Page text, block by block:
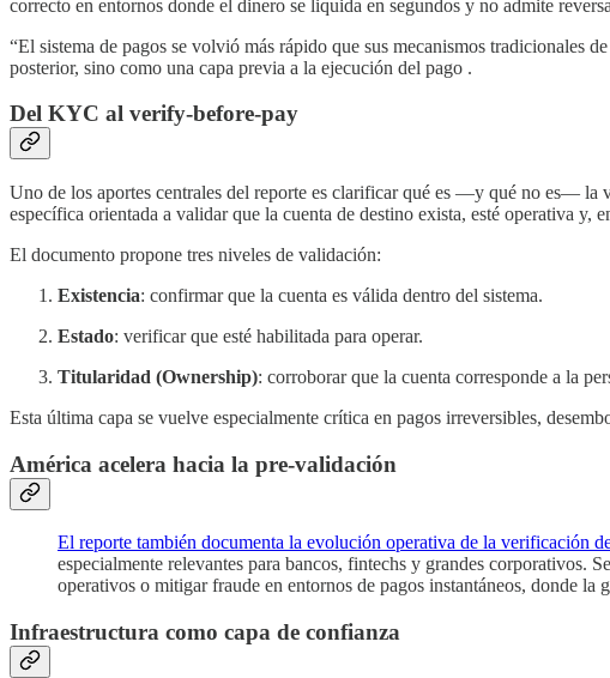
correcto en entornos donde el dinero se liquida en segundos y no admite
“El sistema de pagos se volvió más rápido que sus mecanismos tradicionales
posterior, sino como una capa previa a la ejecución del pago .
Del KYC al verify-before-pay
Uno de los aportes centrales del reporte es clarificar qué es —y qué no es—
específica orientada a validar que la cuenta de destino exista, esté operativa y,
El documento propone tres niveles de validación:
Existencia: confirmar que la cuenta es válida dentro del sistema.
Estado: verificar que esté habilitada para operar.
Titularidad (Ownership): corroborar que la cuenta corresponde a la
Esta última capa se vuelve especialmente crítica en pagos irreversibles,
América acelera hacia la pre-validación
El reporte también documenta la evolución operativa de la verificación
especialmente relevantes para bancos, fintechs y grandes corporativos.
operativos o mitigar fraude en entornos de pagos instantáneos, donde la
Infraestructura como capa de confianza